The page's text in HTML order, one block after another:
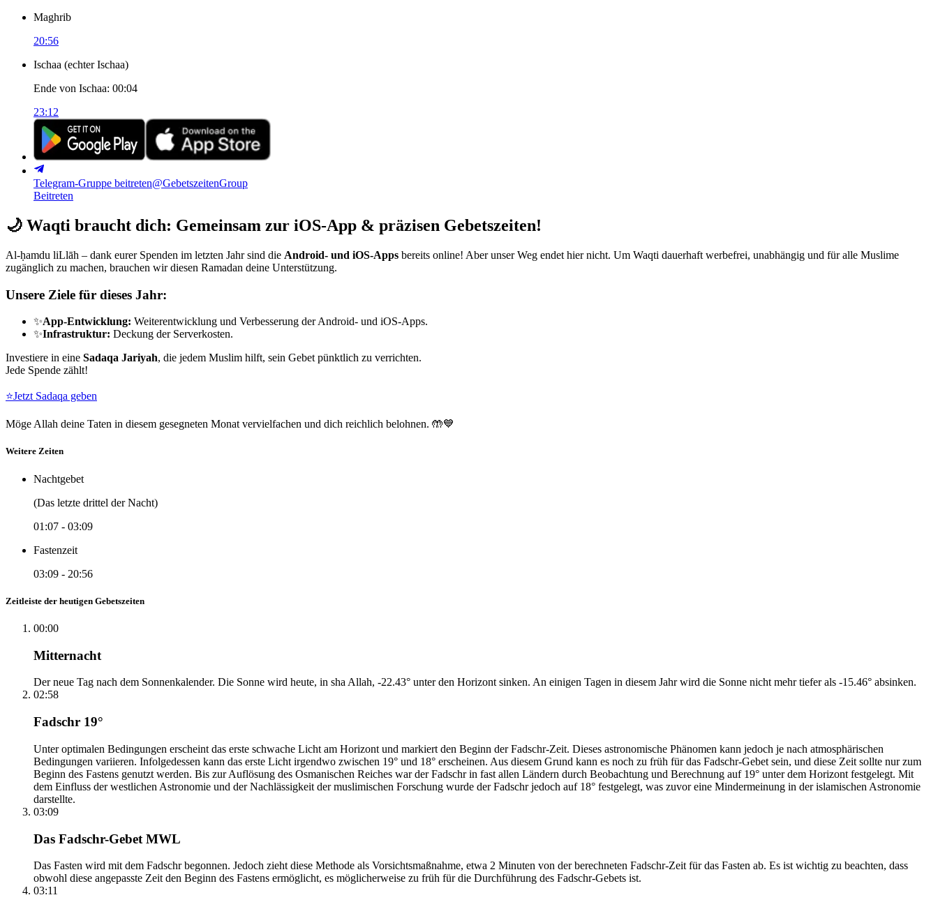
Maghrib
20:56
Ischaa (echter Ischaa)
Ende von Ischaa: 00:04
23:12
Telegram-Gruppe beitreten@GebetszeitenGroup
Beitreten
🌙 Waqti braucht dich: Gemeinsam zur iOS-App & präzisen Gebetszeiten!
Al-ḥamdu liLlāh – dank eurer Spenden im letzten Jahr sind die Android- und iOS-Apps bereits online! Aber unser Weg endet hier nicht. Um Waqti dauerhaft werbefrei, unabhängig und für alle Muslime
zugänglich zu machen, brauchen wir diesen Ramadan deine Unterstützung.
Unsere Ziele für dieses Jahr:
✨App-Entwicklung: Weiterentwicklung und Verbesserung der Android- und iOS-Apps.
✨Infrastruktur: Deckung der Serverkosten.
Investiere in eine Sadaqa Jariyah, die jedem Muslim hilft, sein Gebet pünktlich zu verrichten.
Jede Spende zählt!
⭐Jetzt Sadaqa geben
Möge Allah deine Taten in diesem gesegneten Monat vervielfachen und dich reichlich belohnen. 🤲💙
Weitere Zeiten
Nachtgebet
(Das letzte drittel der Nacht)
01:07 - 03:09
Fastenzeit
03:09 - 20:56
Zeitleiste der heutigen Gebetszeiten
00:00
Mitternacht
Der neue Tag nach dem Sonnenkalender. Die Sonne wird heute, in sha Allah, -22.43° unter den Horizont sinken. An einigen Tagen in diesem Jahr wird die Sonne nicht mehr tiefer als -15.46° absinken.
02:58
Fadschr 19°
Unter optimalen Bedingungen erscheint das erste schwache Licht am Horizont und markiert den Beginn der Fadschr-Zeit. Dieses astronomische Phänomen kann jedoch je nach atmosphärischen
Bedingungen variieren. Infolgedessen kann das erste Licht irgendwo zwischen 19° und 18° erscheinen. Aus diesem Grund kann es noch zu früh für das Fadschr-Gebet sein, und diese Zeit sollte nur zum
Beginn des Fastens genutzt werden. Bis zur Auflösung des Osmanischen Reiches war der Fadschr in fast allen Ländern durch Beobachtung und Berechnung auf 19° unter dem Horizont festgelegt. Mit
dem Einfluss der westlichen Astronomie und der Nachlässigkeit der muslimischen Forschung wurde der Fadschr jedoch auf 18° festgelegt, was zuvor eine Mindermeinung in der islamischen Astronomie
darstellte.
03:09
Das Fadschr-Gebet MWL
Das Fasten wird mit dem Fadschr begonnen. Jedoch zieht diese Methode als Vorsichtsmaßnahme, etwa 2 Minuten von der berechneten Fadschr-Zeit für das Fasten ab. Es ist wichtig zu beachten, dass
obwohl diese angepasste Zeit den Beginn des Fastens ermöglicht, es möglicherweise zu früh für die Durchführung des Fadschr-Gebets ist.
03:11